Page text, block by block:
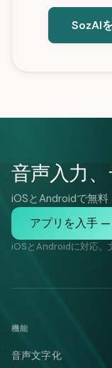
SozAI
音声入力、
iOSとAndroidで無
アプリを入手
iOSとAndroidに対応。
機能
音声文字化